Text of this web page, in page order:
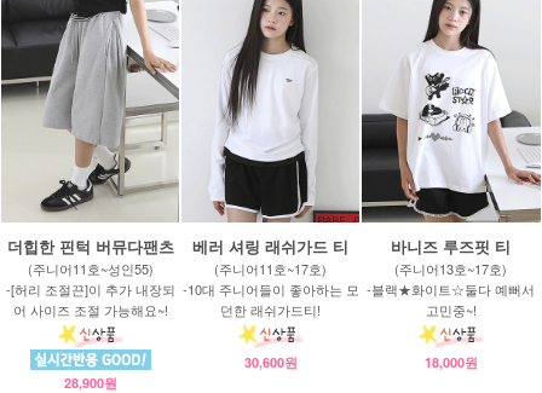
더힙한 핀턱 버뮤다팬츠
(주니어11호~성인55)
-[허리 조절끈]이 추가 내장되
어 사이즈 조절 가능해요~!
28,900원
베러 셔링 래쉬가드 티
(주니어11호~17호)
-10대 주니어들이 좋아하는 모
던한 래쉬가드티!
30,600원
바니즈 루즈핏 티
(주니어13호~17호)
-블랙★화이트☆둘다 예뻐서
고민중~!
18,000원